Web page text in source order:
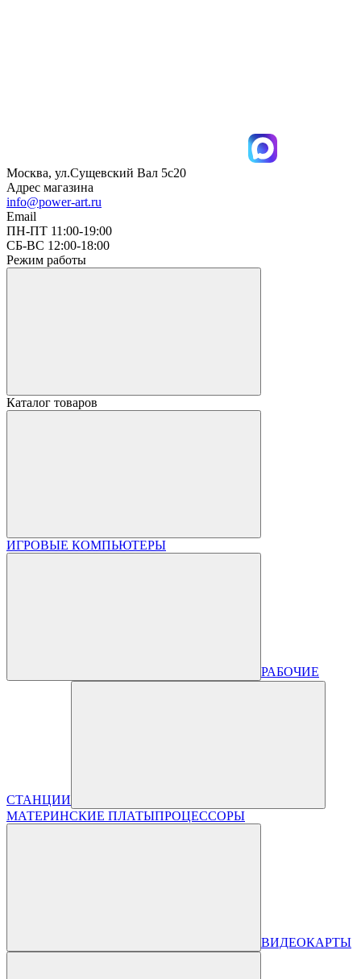
Москва, ул.Сущевский Вал 5с20
Адрес магазина
info@power-art.ru
Email
ПН-ПТ 11:00-19:00
СБ-ВС 12:00-18:00
Режим работы
Каталог товаров
ИГРОВЫЕ КОМПЬЮТЕРЫ
РАБОЧИЕ
СТАНЦИИ
МАТЕРИНСКИЕ ПЛАТЫПРОЦЕССОРЫ
ВИДЕОКАРТЫ